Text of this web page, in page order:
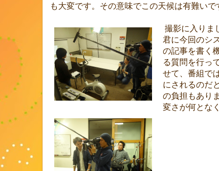
も大変です。その意味でこの天候は有難いで
撮影に入りま
君に今回のシ
の記事を書く
る質問を行っ
せて、番組で
にされるのだ
の負担もあり
変さが何とな